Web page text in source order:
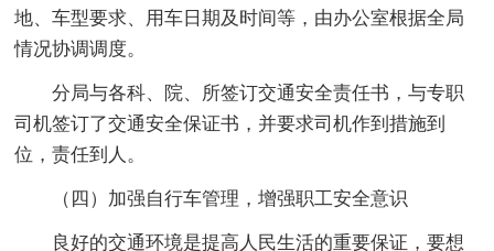
地、车型要求、用车日期及时间等，由办公室根据全局
情况协调调度。
分局与各科、院、所签订交通安全责任书，与专职
司机签订了交通安全保证书，并要求司机作到措施到
位，责任到人。
（四）加强自行车管理，增强职工安全意识
良好的交通环境是提高人民生活的重要保证，要想